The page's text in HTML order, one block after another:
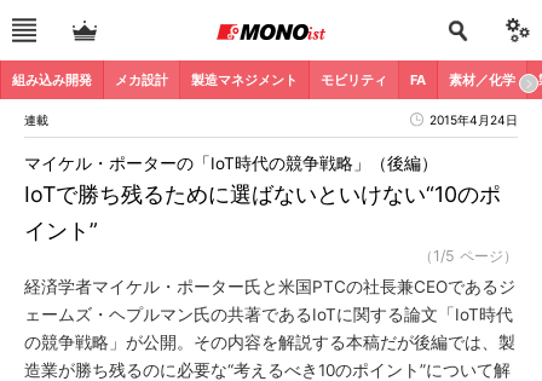
組み込み開発 メカ設計 製造マネジメント モビリティ FA 素材／化学
連載 2015年4月24日
IoTで勝ち残るために選ばないといけない“10のポ
イント”
マイケル・ポーターの「IoT時代の競争戦略」（後編）
（1/5 ページ）
経済学者マイケル・ポーター氏と米国PTCの社長兼CEOであるジ
ェームズ・ヘプルマン氏の共著であるIoTに関する論文「IoT時代
の競争戦略」が公開。その内容を解説する本稿だが後編では、製
造業が勝ち残るのに必要な“考えるべき10のポイント”について解